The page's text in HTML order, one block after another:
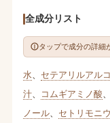
全成分リスト
タップで成分の詳細
水 セテアリルアル
汁、 コムギアミノ酸
ノール、 セトリモニ